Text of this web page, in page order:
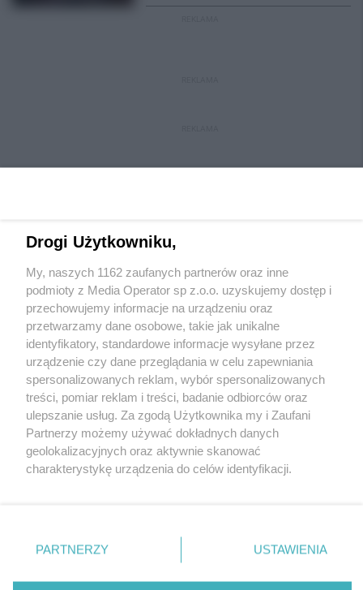
Wydawca mediówlokalnych
Nie zapomnij
zapoznać się z:
polityką prywatności
Twojemiasto
Piekary Śląskie
Chorzów
Tarnowskie Góry
Gliwice
Skontakuj sięz nami
Kontakt
Redakcja
Newsletter
Drogi Użytkowniku,
My, naszych 1162 zaufanych partnerów oraz inne
podmioty z Media Operator sp z.o.o. uzyskujemy dostęp i
przechowujemy informacje na urządzeniu oraz
przetwarzamy dane osobowe, takie jak unikalne
identyfikatory, standardowe informacje wysyłane przez
urządzenie czy dane przeglądania w celu zapewniania
spersonalizowanych reklam, wybór spersonalizowanych
treści, pomiar reklam i treści, badanie odbiorców oraz
ulepszanie usług. Za zgodą Użytkownika my i Zaufani
Partnerzy możemy używać dokładnych danych
geolokalizacyjnych oraz aktywnie skanować
charakterystykę urządzenia do celów identyfikacji.
zmienić/wycofać klikając przycisk ustawień prywatności
znajdujący się w lewym dolnym rogu strony
rodzaje przetwarzania danych nie wymagają zgody
PARTNERZY USTAWIENIA